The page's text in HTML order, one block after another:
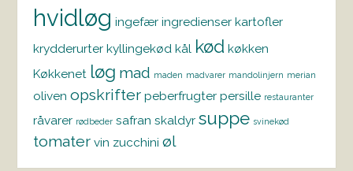
hvidløg ingefær ingredienser kartofler
krydderurter kyllingekød kål kød køkken
Køkkenet løg mad maden madvarer mandolinjern merian
oliven opskrifter peberfrugter persille restauranter
råvarer rødbeder safran skaldyr suppe svinekød
tomater vin zucchini øl